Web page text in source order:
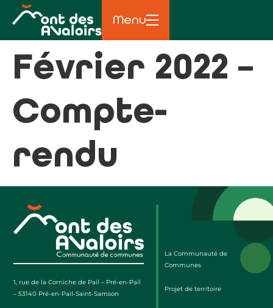
principal
Menu
Février 2022 –
Compte-
rendu
1, rue de la Corniche de Pail – Pré-en-Pail
– 53140 Pré-en-Pail-Saint-Samson
La Communauté de
Communes
Projet de territoire